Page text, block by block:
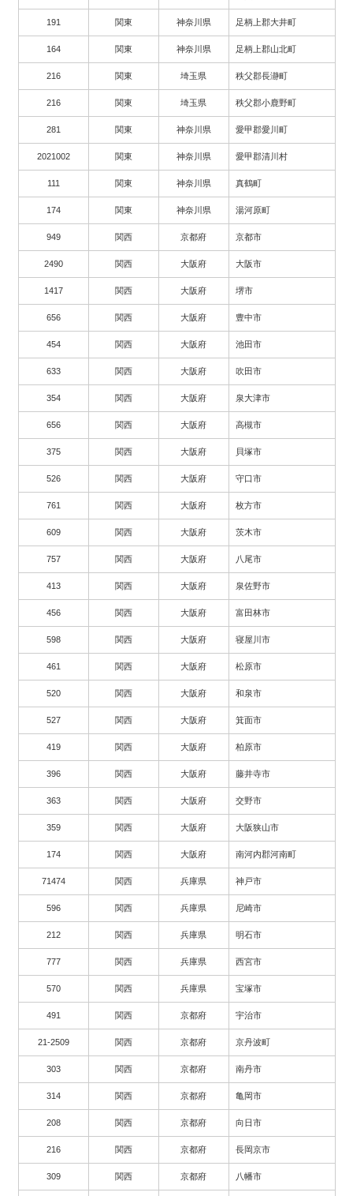
191 関東 神奈川県 足柄上郡大井町
164 関東 神奈川県 足柄上郡山北町
216 関東 埼玉県 秩父郡長瀞町
216 関東 埼玉県 秩父郡小鹿野町
281 関東 神奈川県 愛甲郡愛川町
2021002 関東 神奈川県 愛甲郡清川村
111 関東 神奈川県 真鶴町
174 関東 神奈川県 湯河原町
949 関西 京都府 京都市
2490 関西 大阪府 大阪市
1417 関西 大阪府 堺市
656 関西 大阪府 豊中市
454 関西 大阪府 池田市
633 関西 大阪府 吹田市
354 関西 大阪府 泉大津市
656 関西 大阪府 高槻市
375 関西 大阪府 貝塚市
526 関西 大阪府 守口市
761 関西 大阪府 枚方市
609 関西 大阪府 茨木市
757 関西 大阪府 八尾市
413 関西 大阪府 泉佐野市
456 関西 大阪府 富田林市
598 関西 大阪府 寝屋川市
461 関西 大阪府 松原市
520 関西 大阪府 和泉市
527 関西 大阪府 箕面市
419 関西 大阪府 柏原市
396 関西 大阪府 藤井寺市
363 関西 大阪府 交野市
359 関西 大阪府 大阪狭山市
174 関西 大阪府 南河内郡河南町
71474 関西 兵庫県 神戸市
596 関西 兵庫県 尼崎市
212 関西 兵庫県 明石市
777 関西 兵庫県 西宮市
570 関西 兵庫県 宝塚市
491 関西 京都府 宇治市
21-2509 関西 京都府 京丹波町
303 関西 京都府 南丹市
314 関西 京都府 亀岡市
208 関西 京都府 向日市
216 関西 京都府 長岡京市
309 関西 京都府 八幡市